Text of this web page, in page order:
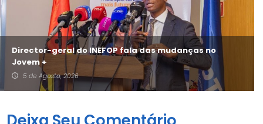
Director-geral do INEFOP fala das mudanças no
Jovem +
5 de Agosto, 2026